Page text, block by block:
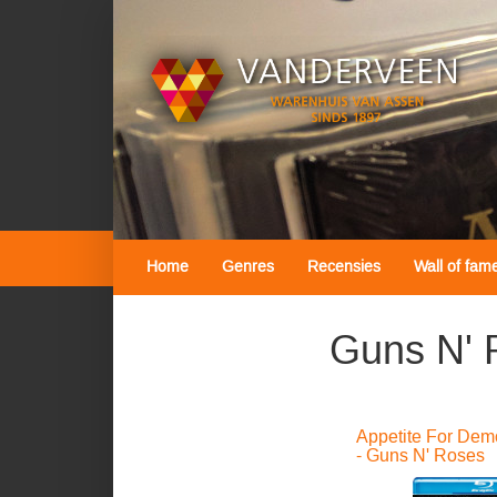
Home
Genres Recensies Wall of
Guns N'
Appetite For
- Guns N' Roses